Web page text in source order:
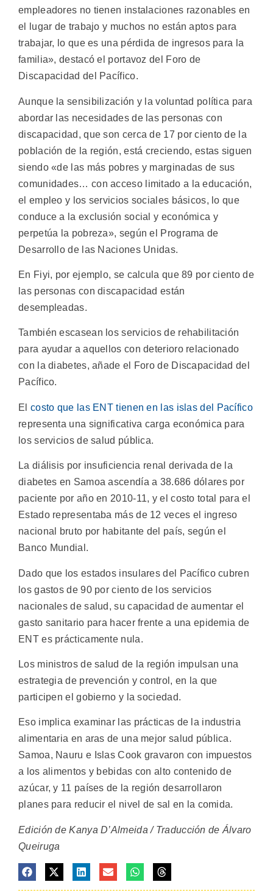
empleadores no tienen instalaciones razonables en
el lugar de trabajo y muchos no están aptos para
trabajar, lo que es una pérdida de ingresos para la
familia», destacó el portavoz del Foro de
Discapacidad del Pacífico.
Aunque la sensibilización y la voluntad política para
abordar las necesidades de las personas con
discapacidad, que son cerca de 17 por ciento de la
población de la región, está creciendo, estas siguen
siendo «de las más pobres y marginadas de sus
comunidades… con acceso limitado a la educación,
el empleo y los servicios sociales básicos, lo que
conduce a la exclusión social y económica y
perpetúa la pobreza», según el Programa de
Desarrollo de las Naciones Unidas.
En Fiyi, por ejemplo, se calcula que 89 por ciento de
las personas con discapacidad están
desempleadas.
También escasean los servicios de rehabilitación
para ayudar a aquellos con deterioro relacionado
con la diabetes, añade el Foro de Discapacidad del
Pacífico.
El costo que las ENT tienen en las islas del Pacífico
representa una significativa carga económica para
los servicios de salud pública.
La diálisis por insuficiencia renal derivada de la
diabetes en Samoa ascendía a 38.686 dólares por
paciente por año en 2010-11, y el costo total para el
Estado representaba más de 12 veces el ingreso
nacional bruto por habitante del país, según el
Banco Mundial.
Dado que los estados insulares del Pacífico cubren
los gastos de 90 por ciento de los servicios
nacionales de salud, su capacidad de aumentar el
gasto sanitario para hacer frente a una epidemia de
ENT es prácticamente nula.
Los ministros de salud de la región impulsan una
estrategia de prevención y control, en la que
participen el gobierno y la sociedad.
Eso implica examinar las prácticas de la industria
alimentaria en aras de una mejor salud pública.
Samoa, Nauru e Islas Cook gravaron con impuestos
a los alimentos y bebidas con alto contenido de
azúcar, y 11 países de la región desarrollaron
planes para reducir el nivel de sal en la comida.
Edición de Kanya D’Almeida / Traducción de Álvaro
Queiruga